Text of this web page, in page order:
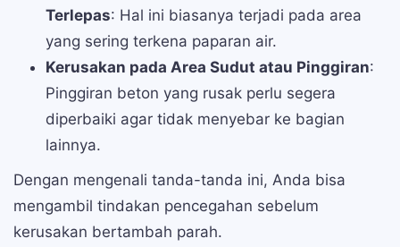
Terlepas: Hal ini biasanya terjadi pada area
yang sering terkena paparan air.
Kerusakan pada Area Sudut atau Pinggiran:
Pinggiran beton yang rusak perlu segera
diperbaiki agar tidak menyebar ke bagian
lainnya.
Dengan mengenali tanda-tanda ini, Anda bisa
mengambil tindakan pencegahan sebelum
kerusakan bertambah parah.